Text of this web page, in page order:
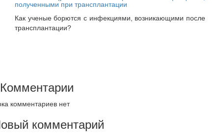
полученными при трансплантации
Как ученые борются с инфекциями, возникающими после
трансплантации?
Комментарии
комментариев нет
комментарий